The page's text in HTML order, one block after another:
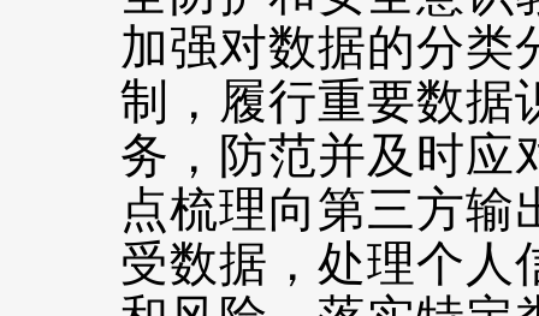
加强对数据的分类
制，履行重要数据
务，防范并及时应
点梳理向第三方输
受数据，处理个人